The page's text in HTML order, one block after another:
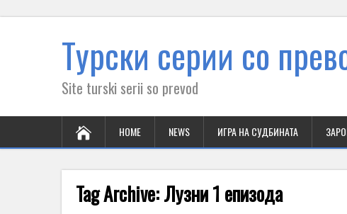
Tурски серии со
Site turski serii so prevod
HOME NEWS ИГРА НА СУДБИНАТА
Tag Archive:Лузни 1 епизода